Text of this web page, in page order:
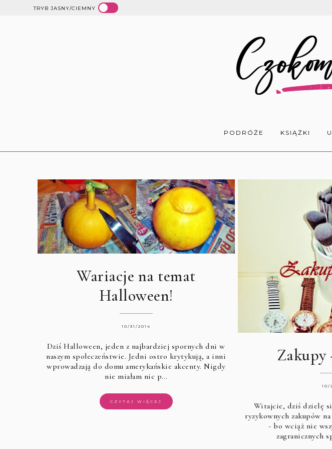
TRYB JASNY/CIEMNY
PODRÓŻE KSIĄŻKI
Wariacje na temat
Halloween!
10/31/2014
Dziś Halloween, jeden z najbardziej spornych dni w
naszym społeczeństwie. Jedni ostro krytykują, a inni
wprowadzają do domu amerykańskie akcenty. Nigdy
nie miałam nic p…
CZYTAJ WIĘCEJ
Zakupy
10/
Witajcie, dziś dzielę
ryzykownych zakupów
- bo wciąż nie
zagranicznych